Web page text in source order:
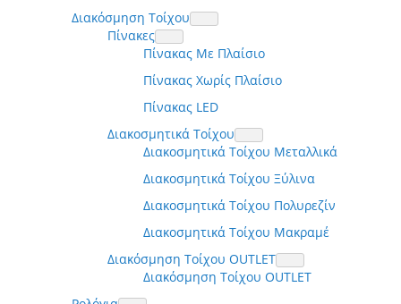
Διακόσμηση Τοίχου
Πίνακες
Πίνακας Με Πλαίσιο
Πίνακας Χωρίς Πλαίσιο
Πίνακας LED
Διακοσμητικά Τοίχου
Διακοσμητικά Τοίχου Μεταλλικά
Διακοσμητικά Τοίχου Ξύλινα
Διακοσμητικά Τοίχου Πολυρεζίν
Διακοσμητικά Τοίχου Μακραμέ
Διακόσμηση Τοίχου OUTLET
Διακόσμηση Τοίχου OUTLET